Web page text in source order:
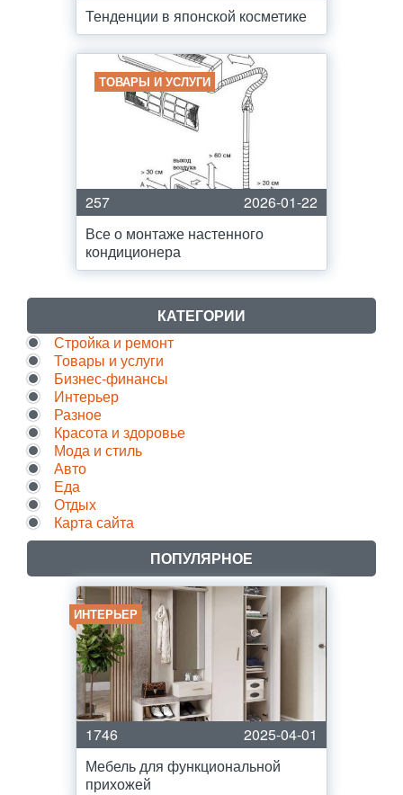
Тенденции в японской косметике
ТОВАРЫ И УСЛУГИ
257
2026-01-22
Все о монтаже настенного
кондиционера
КАТЕГОРИИ
Стройка и ремонт
Товары и услуги
Бизнес-финансы
Интерьер
Разное
Красота и здоровье
Мода и стиль
Авто
Еда
Отдых
Карта сайта
ПОПУЛЯРНОЕ
ИНТЕРЬЕР
1746
2025-04-01
Мебель для функциональной
прихожей